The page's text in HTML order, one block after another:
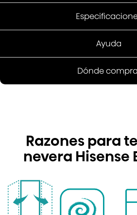
Ayuda
Dónde
Razones para
nevera Hisense